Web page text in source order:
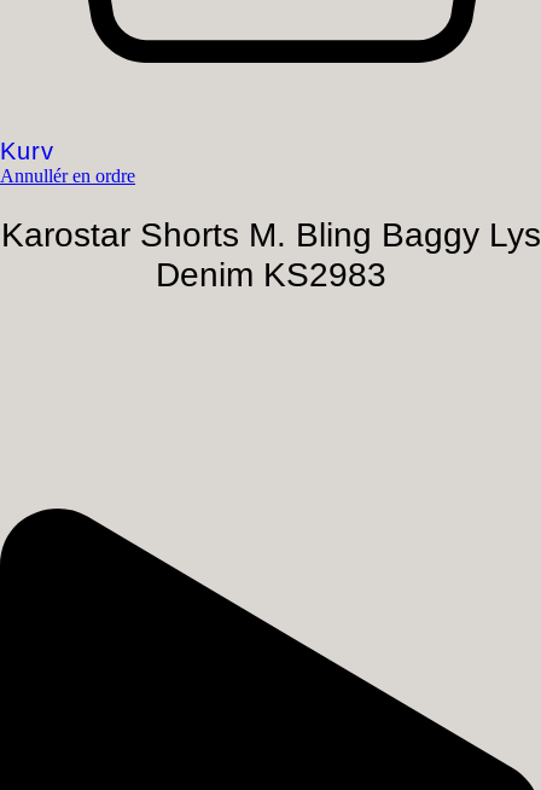
Kurv
Annullér en ordre
Karostar Shorts M. Bling Baggy Lys
Denim KS2983